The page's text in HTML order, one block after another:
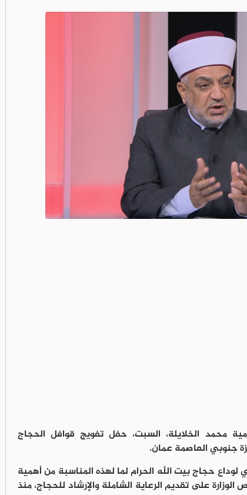
محمد الخلايلة، السبت، حفل تفويج قوافل الحجاج
جنوبي العاصمة عمان.
حجاج بيت الله الحرام لما لهذه المناسبة من أهمية
على تقديم الرعاية الشاملة والإرشاد للحجاج، منذ